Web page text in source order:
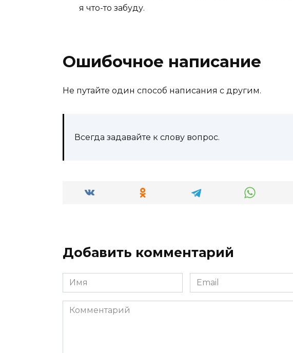
я что-то забуду.
Ошибочное написание
Не путайте один способ написания с другим.
Всегда задавайте к слову вопрос.
Добавить комментарий
Имя
*
Email
*
Комментарий